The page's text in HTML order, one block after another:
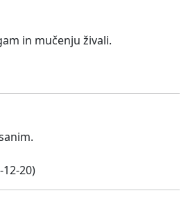
in mučenju živali.
20)